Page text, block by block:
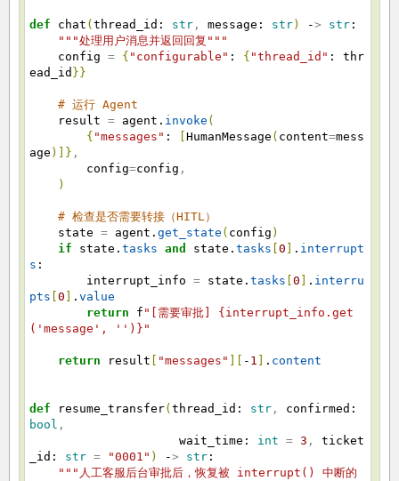
def chat ( thread_id: str , message: str) -> str :
"""处理用户消息并返回回复"""
config = { "configurable" : { "thread_id" : thr
ead_id } }
# 运行 Agent
result = agent. invoke (
{ "messages" : HumanMessage ( content=mess
age ) } ,
config=config ,
)
# 检查是否需要转接（HITL）
state = agent. get_state ( config )
if state. tasks and state. tasks 0 . interrupt
s :
interrupt_info = state. tasks 0 . interru
pts 0 . value
return f "[需要审批] {interrupt_info.get
('message', '')}"
return result "messages" - 1 . content
def resume_transfer( thread_id: str ,
confirmed:
bool ,
wait_time: int = 3 ,
ticket
_id: str = "0001" ) -> str :
"""人工客服后台审批后，恢复被 interrupt() 中断的